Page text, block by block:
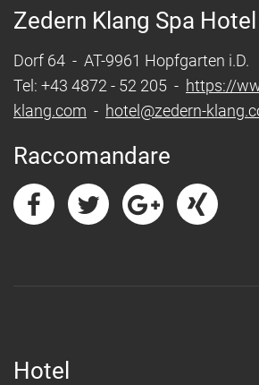
Zedern Klang Spa Hotel
Dorf 64 - AT-9961 Hopfgarten i.D.
Tel: +43 4872 - 52 205 - https://
klang.com - hotel@zedern-
Raccomandare
Hotel